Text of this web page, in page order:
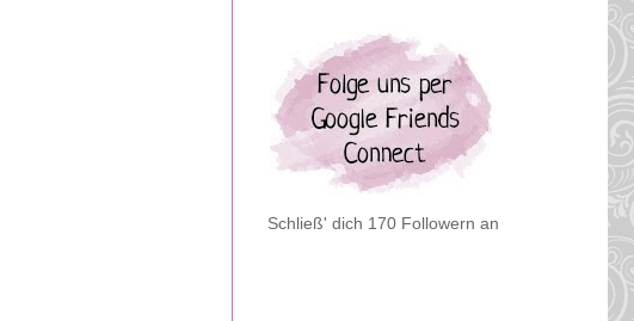
Schließ' dich 170 Followern an